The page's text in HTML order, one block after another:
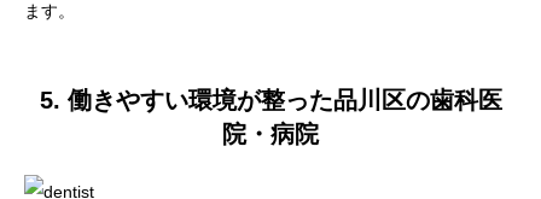
ます。
5. 働きやすい環境が整った品川区の歯科医
院・病院